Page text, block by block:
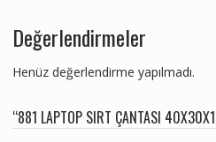
Değerlendirmeler
Henüz değerlendirme yapılmadı.
“881 LAPTOP SIRT ÇANTASI